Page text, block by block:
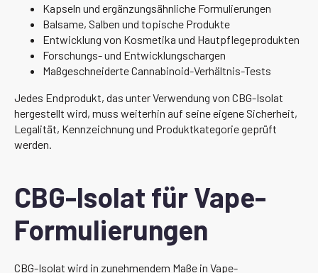
Kapseln und ergänzungsähnliche Formulierungen
Balsame, Salben und topische Produkte
Entwicklung von Kosmetika und Hautpflegeprodukten
Forschungs- und Entwicklungschargen
Maßgeschneiderte Cannabinoid-Verhältnis-Tests
Jedes Endprodukt, das unter Verwendung von CBG-Isolat
hergestellt wird, muss weiterhin auf seine eigene Sicherheit,
Legalität, Kennzeichnung und Produktkategorie geprüft
werden.
CBG-Isolat für Vape-
Formulierungen
CBG-Isolat wird in zunehmendem Maße in Vape-